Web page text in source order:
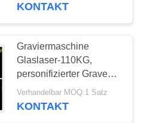
KONTAKT
Graviermaschine
Glaslaser-110KG,
personifizierter Graveur
des Glasblock-3G
Verhandelbar MOQ:1 Satz
KONTAKT